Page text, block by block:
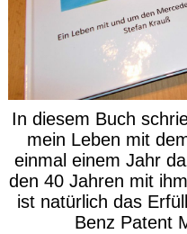
In diesem Buch
mein Leben mit
einmal einem Jahr
den 40 Jahren mit
ist natürlich das
Benz Patent